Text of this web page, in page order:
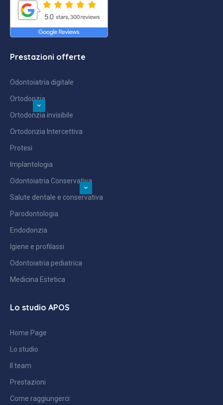
Prestazioni offerte
Odontoiatria digitale
Ortodonzia
Ortodonzia invisibile
Ortodonzia Intercettiva
Protesi
Implantologia
Odontoiatria Conservativa
Salute dentale e conservativa
Parodontologia
Endodonzia
Igiene e profilassi
Odontoiatria pediatrica
Medicina Estetica
Lo studio APOS
Home Page
Lo studio
Il team
Prestazioni
Come raggiungerci